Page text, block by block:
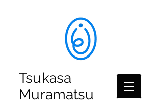
Tsukasa
Muramatsu